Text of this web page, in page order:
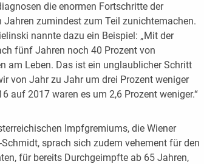
die enormen Fortschritte der
Jahren zumindest zum Teil zunichtemachen.
nannte dazu ein Beispiel: „Mit der
fünf Jahren noch 40 Prozent von
am Leben. Das ist ein unglaublicher Schritt
von Jahr zu Jahr um drei Prozent weniger
auf 2017 waren es um 2,6 Prozent weniger.“
Impfgremiums, die Wiener
sprach sich zudem vehement für den
für bereits Durchgeimpfte ab 65 Jahren,